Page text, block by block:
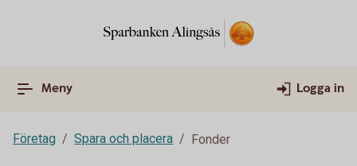
Meny Logga in
Företag Spara och placera Fonder